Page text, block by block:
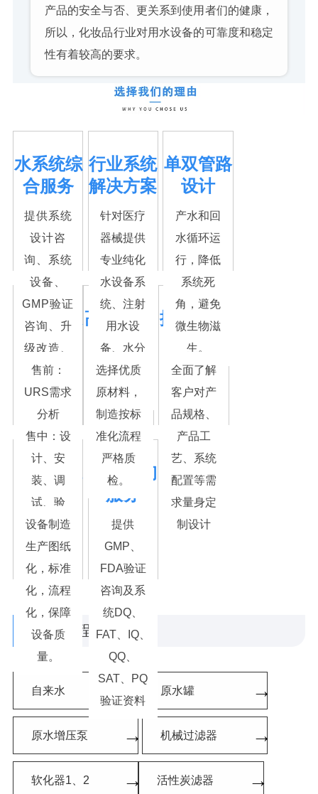
产品的安全与否、更关系到使用者们的健康，
所以，化妆品行业对用水设备的可靠度和稳定
性有着较高的要求。
水系统综
合服务
提供系统
设计咨
询、系统
设备、
GMP验证
咨询、升
级改造、
运营维保
等全流程
服务
行业系统
解决方案
针对医疗
器械提供
专业纯化
水设备系
统、注射
用水设
备、水分
配系统解
决方案
单双管路
设计
产水和回
水循环运
行，降低
系统死
角，避免
微生物滋
生。
立体式服
务
售前：
URS需求
分析
售中：设
计、安
装、调
试、验
证、培训
售后：快
速响应、
长期服务
高品质产
品制造
选择优质
原材料，
制造按标
准化流程
严格质
检。
按需量身
定制
全面了解
客户对产
品规格、
产品工
艺、系统
配置等需
求量身定
制设计
设备标椎
化
设备制造
生产图纸
化，标准
化，流程
化，保障
设备质
量。
验证咨询
服务
提供
GMP、
FDA验证
咨询及系
统DQ、
FAT、IQ、
QQ、
SAT、PQ
验证资料
工艺流程 / Process
自来水 → 原水罐 →
原水增压泵 → 机械过滤器 →
软化器1、2 → 活性炭滤器 →